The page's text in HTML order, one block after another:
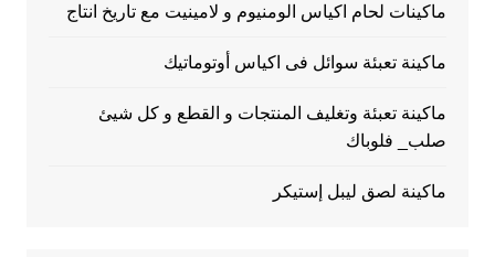
ماكينات لحام اكياس الومنيوم و لامينيت مع تاريخ انتاج
ماكينة تعبئة سوائل فى اكياس أوتوماتيك
ماكينة تعبئة وتغليف المنتجات و القطع و كل شيئ
صلب_ فلوباك
ماكينة لصق ليبل إستيكر